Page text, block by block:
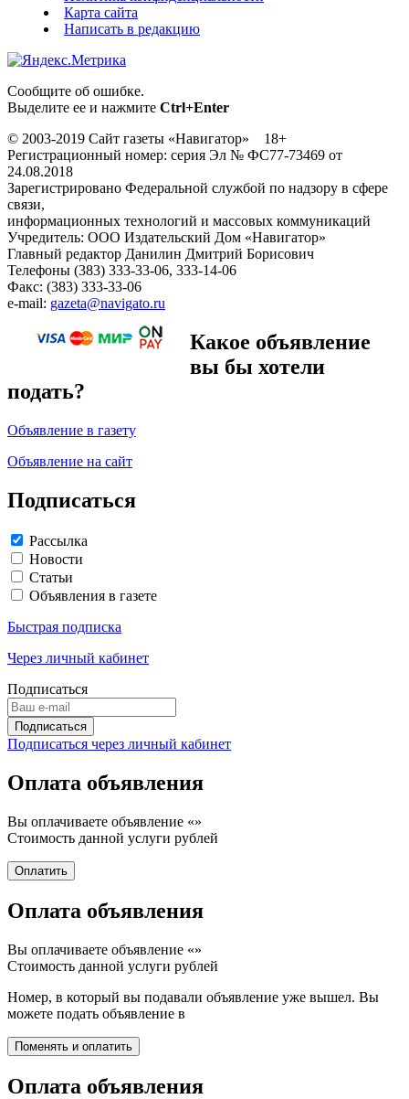
Карта сайта
Написать в редакцию
Сообщите об ошибке.
Выделите ее и нажмите Ctrl+Enter
© 2003-2019 Сайт газеты «Навигатор» 18+
Регистрационный номер: серия Эл № ФС77-73469 от
24.08.2018
Зарегистрировано Федеральной службой по надзору в сфере
связи,
информационных технологий и массовых коммуникаций
Учредитель: ООО Издательский Дом «Навигатор»
Главный редактор Данилин Дмитрий Борисович
Телефоны (383) 333-33-06, 333-14-06
Факс: (383) 333-33-06
e-mail: gazeta@navigato.ru
Какое объявление
вы бы хотели
подать?
Объявление в газету
Объявление на сайт
Подписаться
Рассылка
Новости
Статьи
Объявления в газете
Быстрая подписка
Через личный кабинет
Подписаться
Подписаться через личный кабинет
Оплата объявления
Вы оплачиваете объявление «»
Стоимость данной услуги рублей
Оплата объявления
Вы оплачиваете объявление «»
Стоимость данной услуги рублей
Номер, в который вы подавали объявление уже вышел. Вы
можете подать объявление в
Оплата объявления